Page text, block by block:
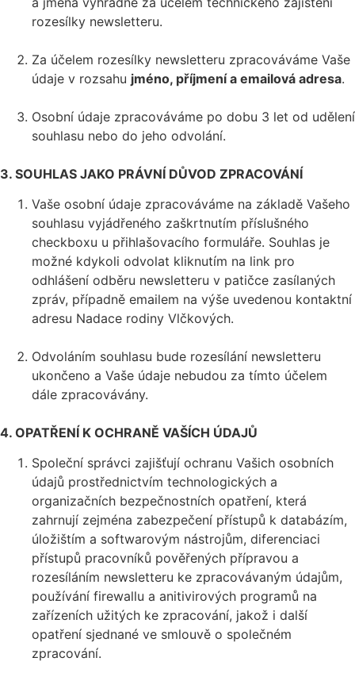
rozesílky newsletteru.
Za účelem rozesílky newsletteru zpracováváme Vaše
údaje v rozsahu jméno, příjmení a emailová adresa.
Osobní údaje zpracováváme po dobu 3 let od udělení
souhlasu nebo do jeho odvolání.
3. SOUHLAS JAKO PRÁVNÍ DŮVOD ZPRACOVÁNÍ
Vaše osobní údaje zpracováváme na základě Vašeho
souhlasu vyjádřeného zaškrtnutím příslušného
checkboxu u přihlašovacího formuláře. Souhlas je
možné kdykoli odvolat kliknutím na link pro
odhlášení odběru newsletteru v patičce zasílaných
zpráv, případně emailem na výše uvedenou kontaktní
adresu Nadace rodiny Vlčkových.
Odvoláním souhlasu bude rozesílání newsletteru
ukončeno a Vaše údaje nebudou za tímto účelem
dále zpracovávány.
4. OPATŘENÍ K OCHRANĚ VAŠÍCH ÚDAJŮ
Společní správci zajišťují ochranu Vašich osobních
údajů prostřednictvím technologických a
organizačních bezpečnostních opatření, která
zahrnují zejména zabezpečení přístupů k databázím,
úložištím a softwarovým nástrojům, diferenciaci
přístupů pracovníků pověřených přípravou a
rozesíláním newsletteru ke zpracovávaným údajům,
používání firewallu a anitivirových programů na
zařízeních užitých ke zpracování, jakož i další
opatření sjednané ve smlouvě o společném
zpracování.